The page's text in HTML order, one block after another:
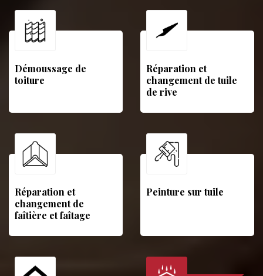
Démoussage de
toiture
Réparation et
changement de tuile
de rive
Réparation et
changement de
faîtière et faîtage
Peinture sur tuile